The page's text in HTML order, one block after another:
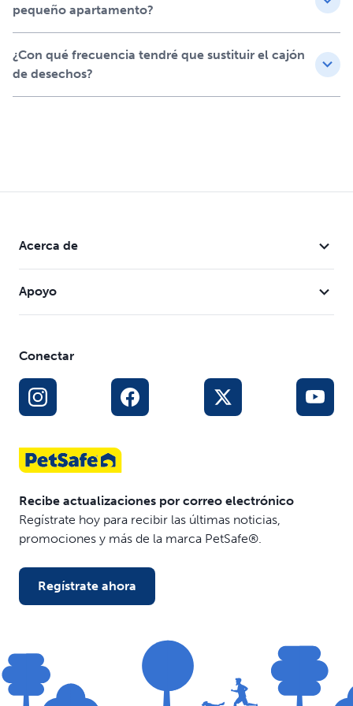
pequeño apartamento?
¿Con qué frecuencia tendré que sustituir el cajón
de desechos?
Acerca de
Apoyo
Conectar
Recibe actualizaciones por correo electrónico
Regístrate hoy para recibir las últimas noticias,
promociones y más de la marca PetSafe®.
Regístrate ahora